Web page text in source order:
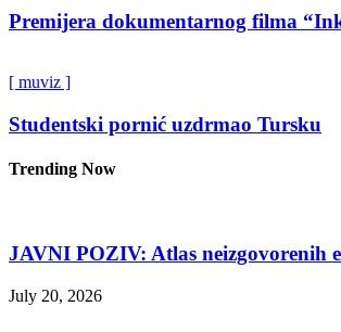
Premijera dokumentarnog filma
[ muviz ]
Studentski pornić uzdrmao Tursku
Trending Now
JAVNI POZIV: Atlas neizgovorenih
July 20, 2026